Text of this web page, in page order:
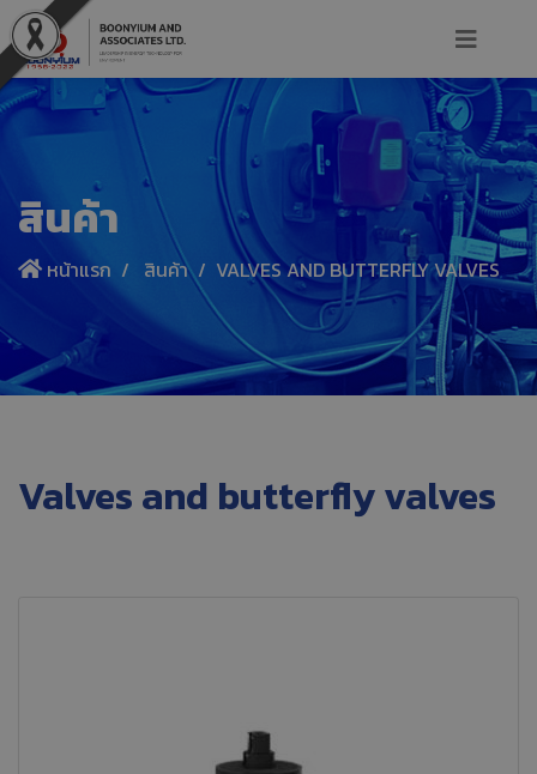
สินค้า
หน้าแรก สินค้า VALVES AND BUTTERFLY VALVES
Valves and butterfly valves